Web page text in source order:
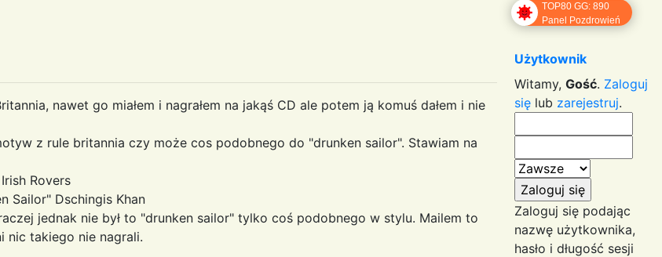
nawet go miałem i nagrałem na jakąś CD ale potem ją komuś dałem i nie
z rule britannia czy może cos podobnego do "drunken sailor". Stawiam na
Rovers
Sailor" Dschingis Khan
jednak nie był to "drunken sailor" tylko coś podobnego w stylu. Mailem to
nic takiego nie nagrali.
TOP80 GG: 890
Panel Pozdrowień
Użytkownik
Witamy, Gość. Zaloguj
się lub zarejestruj.
Zaloguj się podając
nazwę użytkownika,
hasło i długość sesji